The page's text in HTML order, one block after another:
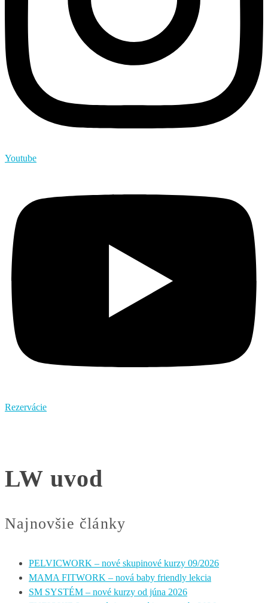
Youtube
Rezervácie
LW uvod
Najnovšie články
PELVICWORK – nové skupinové kurzy 09/2026
MAMA FITWORK – nová baby friendly lekcia
SM SYSTÉM – nové kurzy od júna 2026